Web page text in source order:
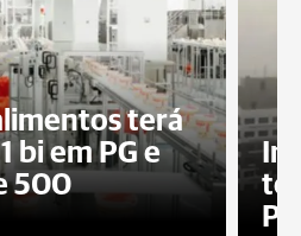
terá
bi em PG e
500